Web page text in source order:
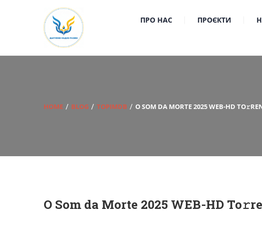
ПРО НАС ПРОЄКТИ
HOME BLOG TOPIMDB O SOM DA MORTE 2025 WEB-HD
O Som da Morte 2025 WEB-HD